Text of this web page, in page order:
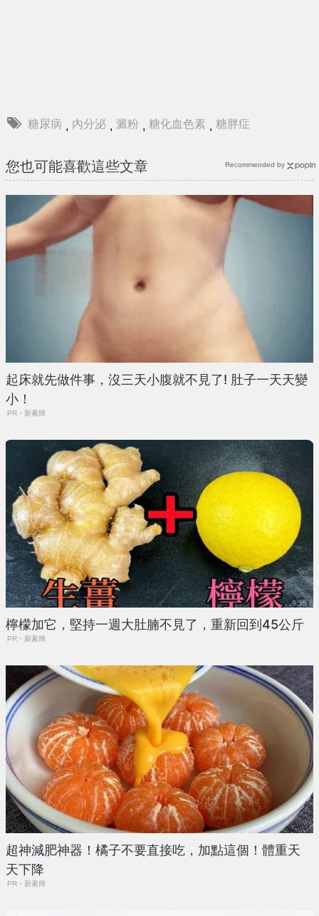
糖尿病 內分泌 澱粉 糖化血色素 糖胖症
您也可能喜歡這些文章
起床就先做件事，沒三天小腹就不見了! 肚子一天天變
小！
PR・新素簡
檸檬加它，堅持一週大肚腩不見了，重新回到45公斤
PR・新素簡
超神減肥神器！橘子不要直接吃，加點這個！體重天
天下降
PR・新素簡
Recommended by